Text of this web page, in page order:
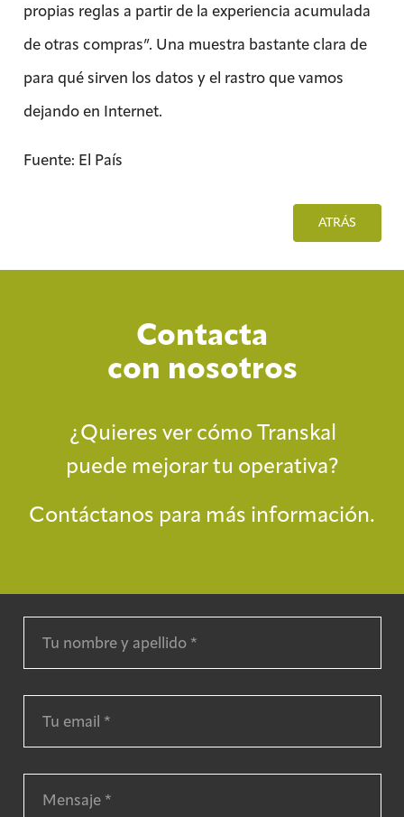
propias reglas a partir de la experiencia acumulada
de otras compras”. Una muestra bastante clara de
para qué sirven los datos y el rastro que vamos
dejando en Internet.
Fuente: El País
ATRÁS
Contacta
con nosotros
¿Quieres ver cómo Transkal
puede mejorar tu operativa?
Contáctanos para más información.